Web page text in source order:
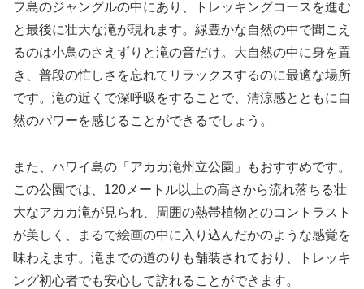
フ島のジャングルの中にあり、トレッキングコースを進む
と最後に壮大な滝が現れます。緑豊かな自然の中で聞こえ
るのは小鳥のさえずりと滝の音だけ。大自然の中に身を置
き、普段の忙しさを忘れてリラックスするのに最適な場所
です。滝の近くで深呼吸をすることで、清涼感とともに自
然のパワーを感じることができるでしょう。
また、ハワイ島の「アカカ滝州立公園」もおすすめです。
この公園では、120メートル以上の高さから流れ落ちる壮
大なアカカ滝が見られ、周囲の熱帯植物とのコントラスト
が美しく、まるで絵画の中に入り込んだかのような感覚を
味わえます。滝までの道のりも舗装されており、トレッキ
ング初心者でも安心して訪れることができます。